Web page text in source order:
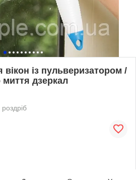
із пульверизатором /
миття дзеркал
роздріб